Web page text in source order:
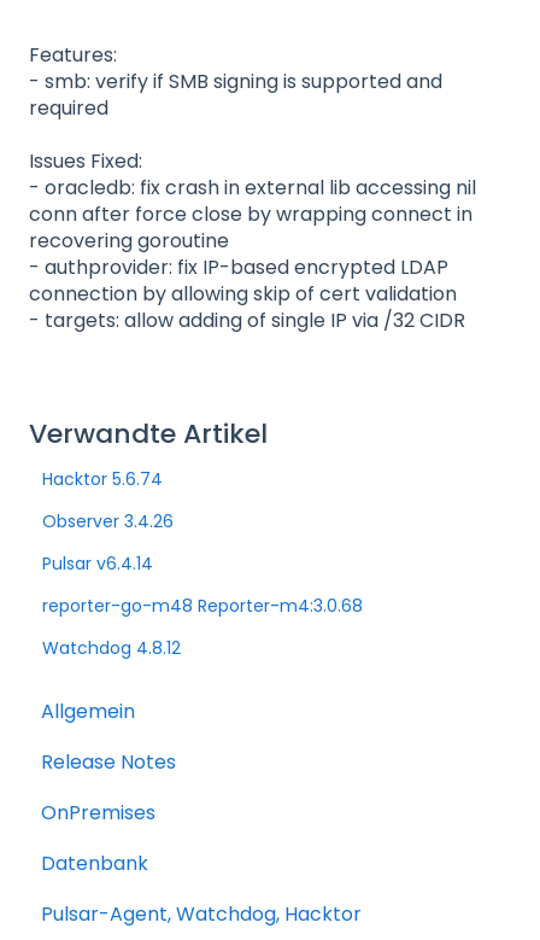
Features:
- smb: verify if SMB signing is supported and
required
Issues Fixed:
- oracledb: fix crash in external lib accessing nil
conn after force close by wrapping connect in
recovering goroutine
- authprovider: fix IP-based encrypted LDAP
connection by allowing skip of cert validation
- targets: allow adding of single IP via /32 CIDR
Verwandte Artikel
Hacktor 5.6.74
Observer 3.4.26
Pulsar v6.4.14
reporter-go-m48 Reporter-m4:3.0.68
Watchdog 4.8.12
Allgemein
Release Notes
OnPremises
Datenbank
Pulsar-Agent, Watchdog, Hacktor